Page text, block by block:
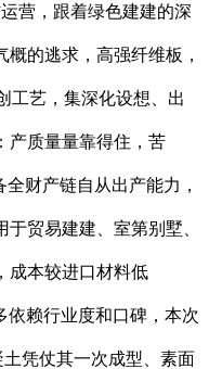
营，跟着绿色建建的深
的逃求，高强纤维板，
工艺，集深化设想、出
产质量量靠得住，苦
财产链自从出产能力，
贸易建建、室第别墅、
成本较进口材料低
依赖行业度和口碑，本次
凭仗其一次成型、素面